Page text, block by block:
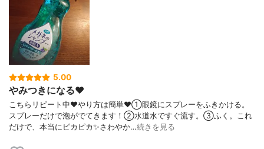
5.00
やみつきになる♥️
こちらリピート中♥️やり方は簡単♥️①眼鏡にスプレーをふきかける。
スプレーだけで泡がでてきます！②水道水ですぐ流す。③ふく。これ
だけで、本当にピカピカ✨さわやか…続きを見る